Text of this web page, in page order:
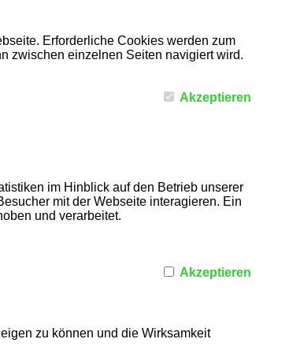
Erforderliche Cookies werden zum
zwischen einzelnen Seiten navigiert wird.
Akzeptieren
im Hinblick auf den Betrieb unserer
mit der Webseite interagieren. Ein
und verarbeitet.
Akzeptieren
zu können und die Wirksamkeit